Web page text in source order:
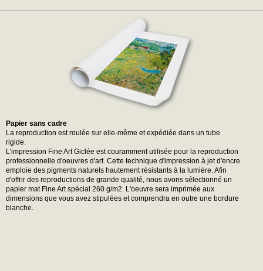
Papier sans cadre
La reproduction est roulée sur elle-même et expédiée dans un tube
rigide.
L'impression Fine Art Giclée est couramment utilisée pour la reproduction
professionnelle d'oeuvres d'art. Cette technique d'impression à jet d'encre
emploie des pigments naturels hautement résistants à la lumière. Afin
d'offrir des reproductions de grande qualité, nous avons sélectionné un
papier mat Fine Art spécial 260 g/m2. L'oeuvre sera imprimée aux
dimensions que vous avez stipulées et comprendra en outre une bordure
blanche.